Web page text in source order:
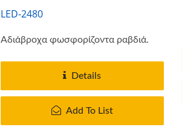
LED-2480
Αδιάβροχα φωσφορίζοντα ραβδιά.
Details
Add To List